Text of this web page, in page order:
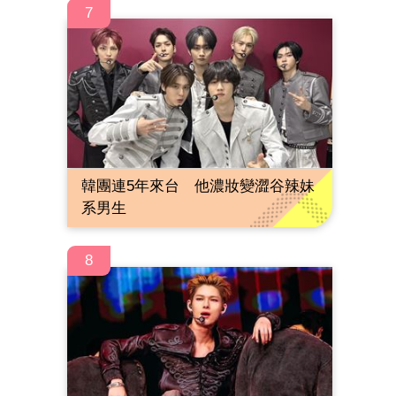
7
韓團連5年來台 他濃妝變澀谷辣妹
系男生
8